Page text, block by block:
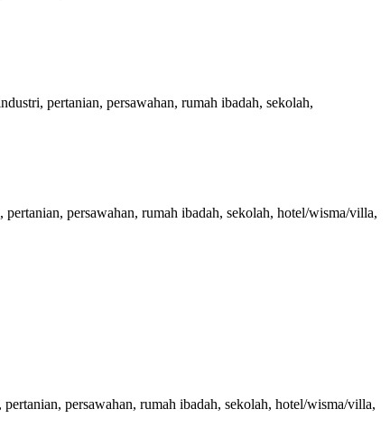
pertanian, persawahan, rumah ibadah, sekolah,
persawahan, rumah ibadah, sekolah, hotel/wisma/villa,
persawahan, rumah ibadah, sekolah, hotel/wisma/villa,